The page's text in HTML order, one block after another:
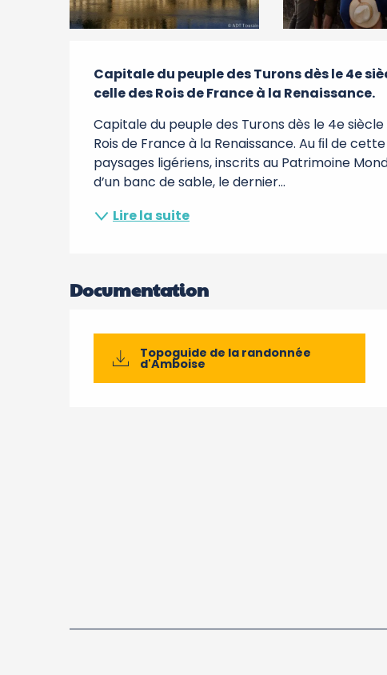
Description
Capitale du peuple des Turons dès le 4e
celle des Rois de France à la Renaissance.
Capitale du peuple des Turons dès le 4e
Rois de France à la Renaissance. Au ﬁl de
paysages ligériens, inscrits au Patrimoine
d’un banc de sable, le dernier...
Lire la suite
Documentation
Topoguide de la randonnée
d'Amboise